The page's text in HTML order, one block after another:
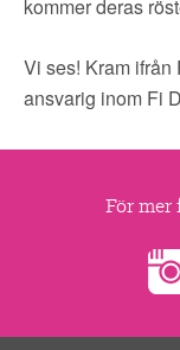
kommer deras
Vi ses! Kram ifrån
ansvarig inom Fi
För mer